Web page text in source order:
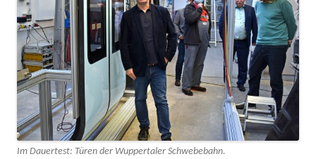
Im Dauertest: Türen der Wuppertaler Schwebebahn.